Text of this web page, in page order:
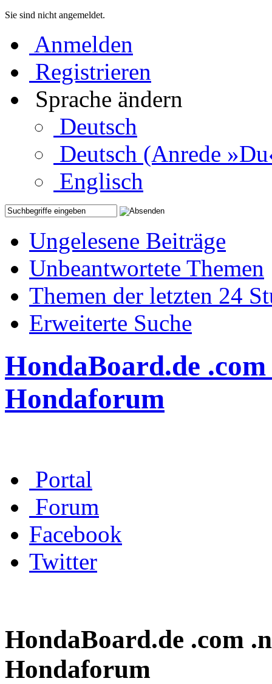
Sie sind nicht angemeldet.
Anmelden
Registrieren
Sprache ändern
Deutsch
Deutsch (Anrede
Englisch
Ungelesene Beiträge
Unbeantwortete Themen
Themen der letzten 24
Erweiterte Suche
HondaBoard.de
Hondaforum
Portal
Forum
Facebook
Twitter
HondaBoard.de .com
Hondaforum